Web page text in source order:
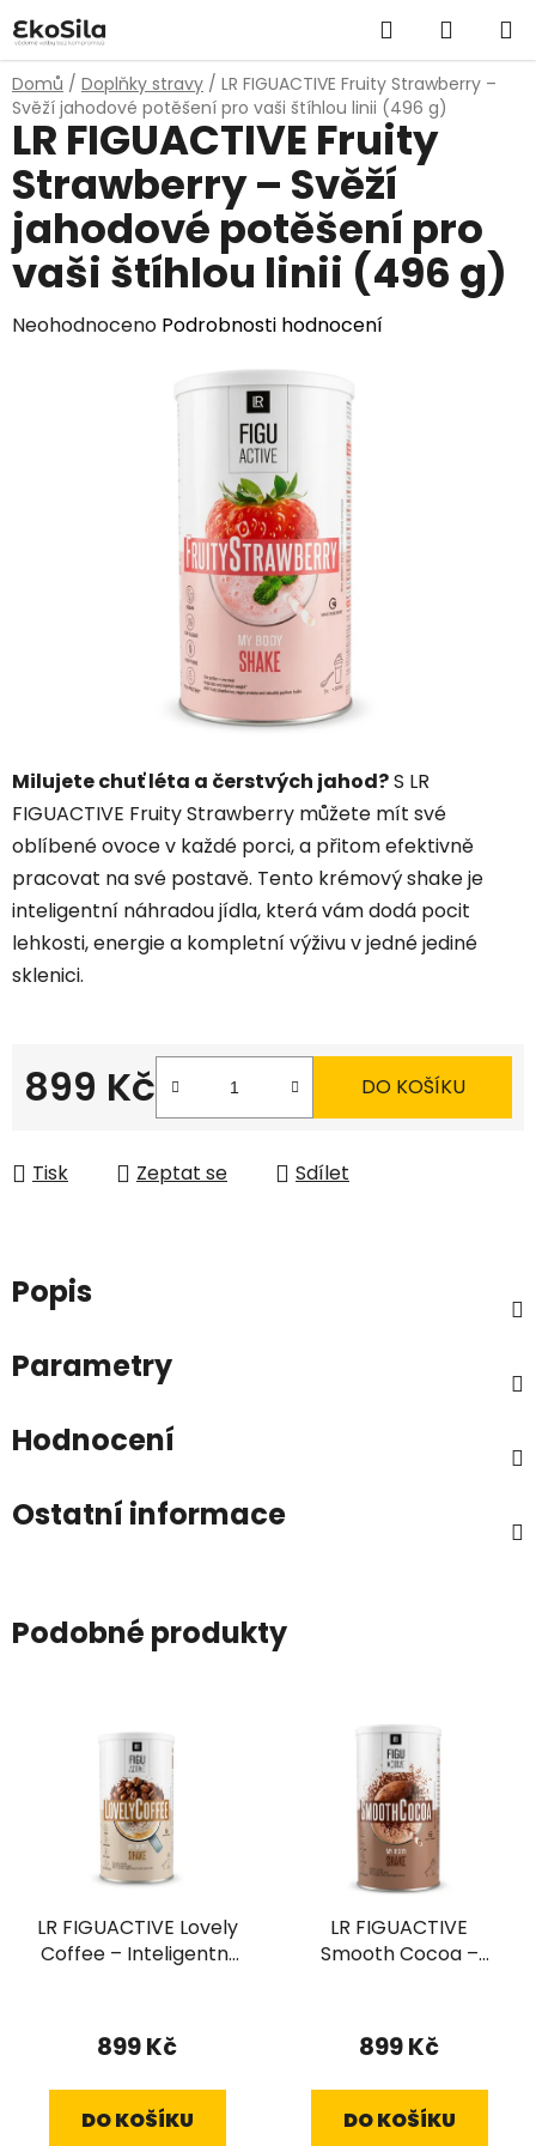
na
obsah
Hledat
KOŠÍK
Domů / Doplňky stravy / LR FIGUACTIVE Fruity Strawberry –
Svěží jahodové potěšení pro vaši štíhlou linii (496 g)
Milujete chuť léta a čerstvých jahod?S LR
FIGUACTIVE Fruity Strawberry můžete mít své
oblíbené ovoce v každé porci, a přitom efektivně
pracovat na své postavě. Tento krémový shake je
inteligentní náhradou jídla, která vám dodá pocit
lehkosti, energie a kompletní výživu v jedné jediné
sklenici.
899 Kč DO KOŠÍKU
Tisk Zeptat se Sdílet
LR FIGUACTIVE Fruity
Strawberry – Svěží
jahodové potěšení pro
vaši štíhlou linii (496 g)
Průměrné
Neohodnoceno Podrobnosti hodnocení
Popis
Parametry
Hodnocení
Ostatní informace
Podobné produkty
LR FIGUACTIVE Lovely
Coffee – Inteligentní
899 Kč
DO KOŠÍKU
LR FIGUACTIVE
Smooth Cocoa –
postavu (496 g)
899 Kč
DO KOŠÍKU